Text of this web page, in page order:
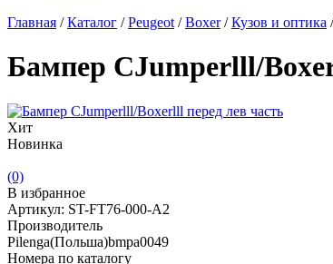
Главная / Каталог / Peugeot / Boxer/ Кузов и оптика /
Бампер CJumperlll/
Хит
Новинка
(0)
В избранное
Артикул: ST-FT76-000-A2
Производитель
Pilenga(Польша)bmpa0049
Номера по каталогу